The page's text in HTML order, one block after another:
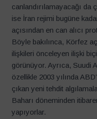
canlandırılamayacağı da
ise İran rejimi bugüne
açısından en can alıcı
Böyle bakılınca, Körfez
ilişkileri önceleyen ilişki
görünüyor. Ayrıca, Suudi
özellikle 2003 yılında
çıkan yeni tehdit
Baharı döneminden
yapıyorlar.